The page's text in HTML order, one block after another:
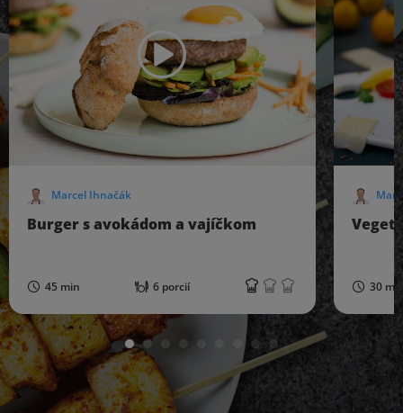
Marcel Ihnačák
Burger s avokádom a vajíčkom
45 min 6 porcií 30